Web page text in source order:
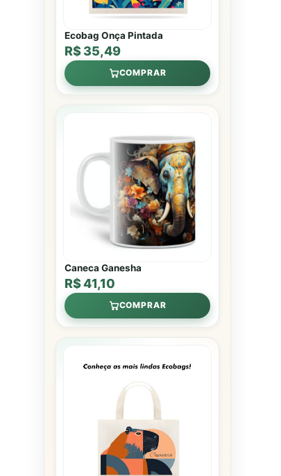
Ecobag Onça Pintada
R$ 35,49
COMPRAR
Caneca Ganesha
R$ 41,10
COMPRAR